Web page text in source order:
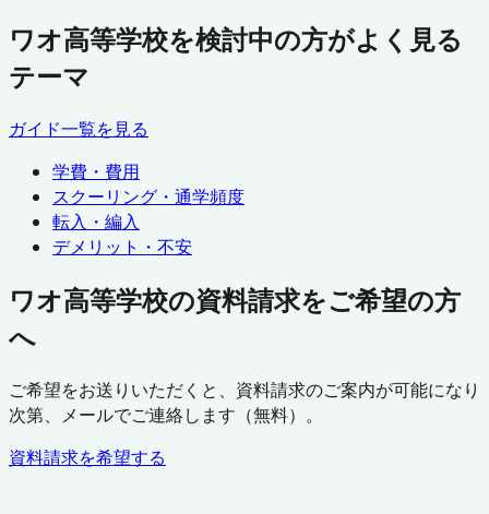
ワオ高等学校を検討中の方がよく見る
テーマ
ガイド一覧を見る
学費・費用
スクーリング・通学頻度
転入・編入
デメリット・不安
ワオ高等学校の資料請求をご希望の方
へ
ご希望をお送りいただくと、資料請求のご案内が可能になり
次第、メールでご連絡します（無料）。
資料請求を希望する